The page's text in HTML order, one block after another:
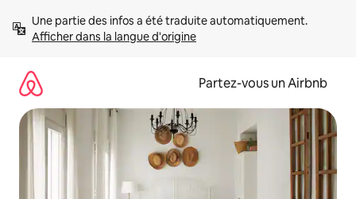
directement
Afficher dans la langue d'origine
Partez-vous un Airbnb